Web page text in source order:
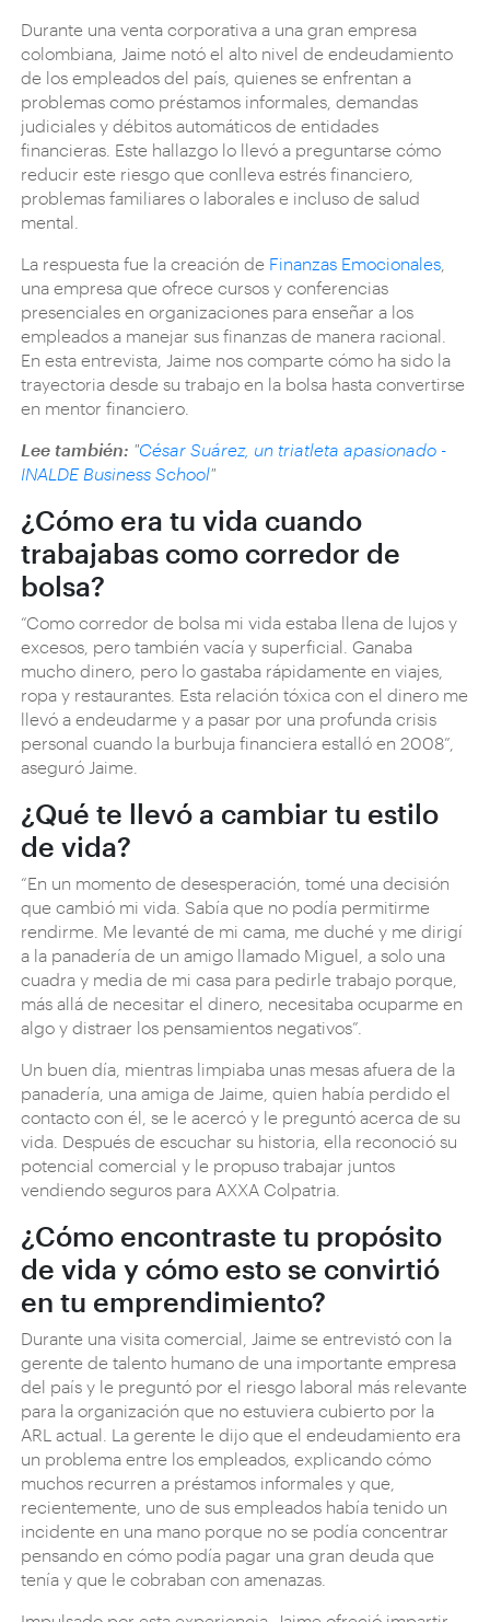
Durante una venta corporativa a una gran empresa
colombiana, Jaime notó el alto nivel de endeudamiento
de los empleados del país, quienes se enfrentan a
problemas como préstamos informales, demandas
judiciales y débitos automáticos de entidades
financieras. Este hallazgo lo llevó a preguntarse cómo
reducir este riesgo que conlleva estrés financiero,
problemas familiares o laborales e incluso de salud
mental.
La respuesta fue la creación de Finanzas Emocionales
una empresa que ofrece cursos y conferencias
presenciales en organizaciones para enseñar a los
empleados a manejar sus finanzas de manera racional.
En esta entrevista, Jaime nos comparte cómo ha sido la
trayectoria desde su trabajo en la bolsa hasta convertirse
en mentor financiero.
Lee también: "César Suárez, un triatleta apasionado -
INALDE Business School"
¿Cómo era tu vida cuando
trabajabas como corredor de
bolsa?
“Como corredor de bolsa mi vida estaba llena de lujos y
excesos, pero también vacía y superficial. Ganaba
mucho dinero, pero lo gastaba rápidamente en viajes,
ropa y restaurantes. Esta relación tóxica con el dinero me
llevó a endeudarme y a pasar por una profunda crisis
personal cuando la burbuja financiera estalló en 2008”,
aseguró Jaime.
¿Qué te llevó a cambiar tu estilo
de vida?
“En un momento de desesperación, tomé una decisión
que cambió mi vida. Sabía que no podía permitirme
rendirme. Me levanté de mi cama, me duché y me dirigí
a la panadería de un amigo llamado Miguel, a solo una
cuadra y media de mi casa para pedirle trabajo porque,
más allá de necesitar el dinero, necesitaba ocuparme en
algo y distraer los pensamientos negativos”.
Un buen día, mientras limpiaba unas mesas afuera de la
panadería, una amiga de Jaime, quien había perdido el
contacto con él, se le acercó y le preguntó acerca de su
vida. Después de escuchar su historia, ella reconoció su
potencial comercial y le propuso trabajar juntos
vendiendo seguros para AXXA Colpatria.
¿Cómo encontraste tu propósito
de vida y cómo esto se convirtió
en tu emprendimiento?
Durante una visita comercial, Jaime se entrevistó con la
gerente de talento humano de una importante empresa
del país y le preguntó por el riesgo laboral más relevante
para la organización que no estuviera cubierto por la
ARL actual. La gerente le dijo que el endeudamiento era
un problema entre los empleados, explicando cómo
muchos recurren a préstamos informales y que,
recientemente, uno de sus empleados había tenido un
incidente en una mano porque no se podía concentrar
pensando en cómo podía pagar una gran deuda que
tenía y que le cobraban con amenazas.